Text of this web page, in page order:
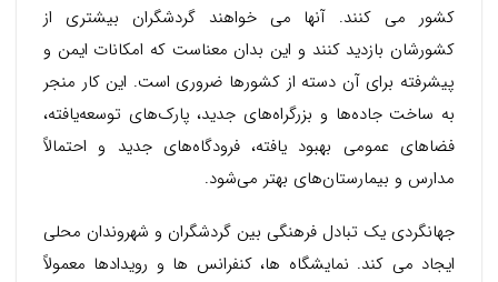
کشور می کنند. آنها می خواهند گردشگران بیشتری از
کشورشان بازدید کنند و این بدان معناست که امکانات ایمن و
پیشرفته برای آن دسته از کشورها ضروری است. این کار منجر
به ساخت جاده‌ها و بزرگراه‌های جدید، پارک‌های توسعه‌یافته،
فضاهای عمومی بهبود یافته، فرودگاه‌های جدید و احتمالاً
مدارس و بیمارستان‌های بهتر می‌شود.
جهانگردی یک تبادل فرهنگی بین گردشگران و شهروندان محلی
ایجاد می کند. نمایشگاه ها، کنفرانس ها و رویدادها معمولاً